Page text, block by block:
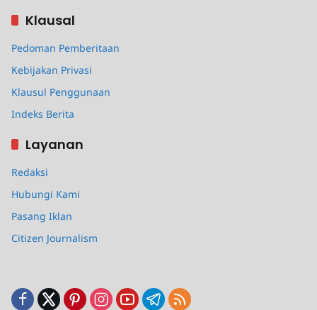
Klausal
Pedoman Pemberitaan
Kebijakan Privasi
Klausul Penggunaan
Indeks Berita
Layanan
Redaksi
Hubungi Kami
Pasang Iklan
Citizen Journalism